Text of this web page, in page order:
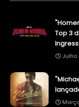
Top 3
Julho